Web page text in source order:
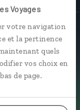
Voyages
votre navigation
et la pertinence
quels
vos choix en
de page.